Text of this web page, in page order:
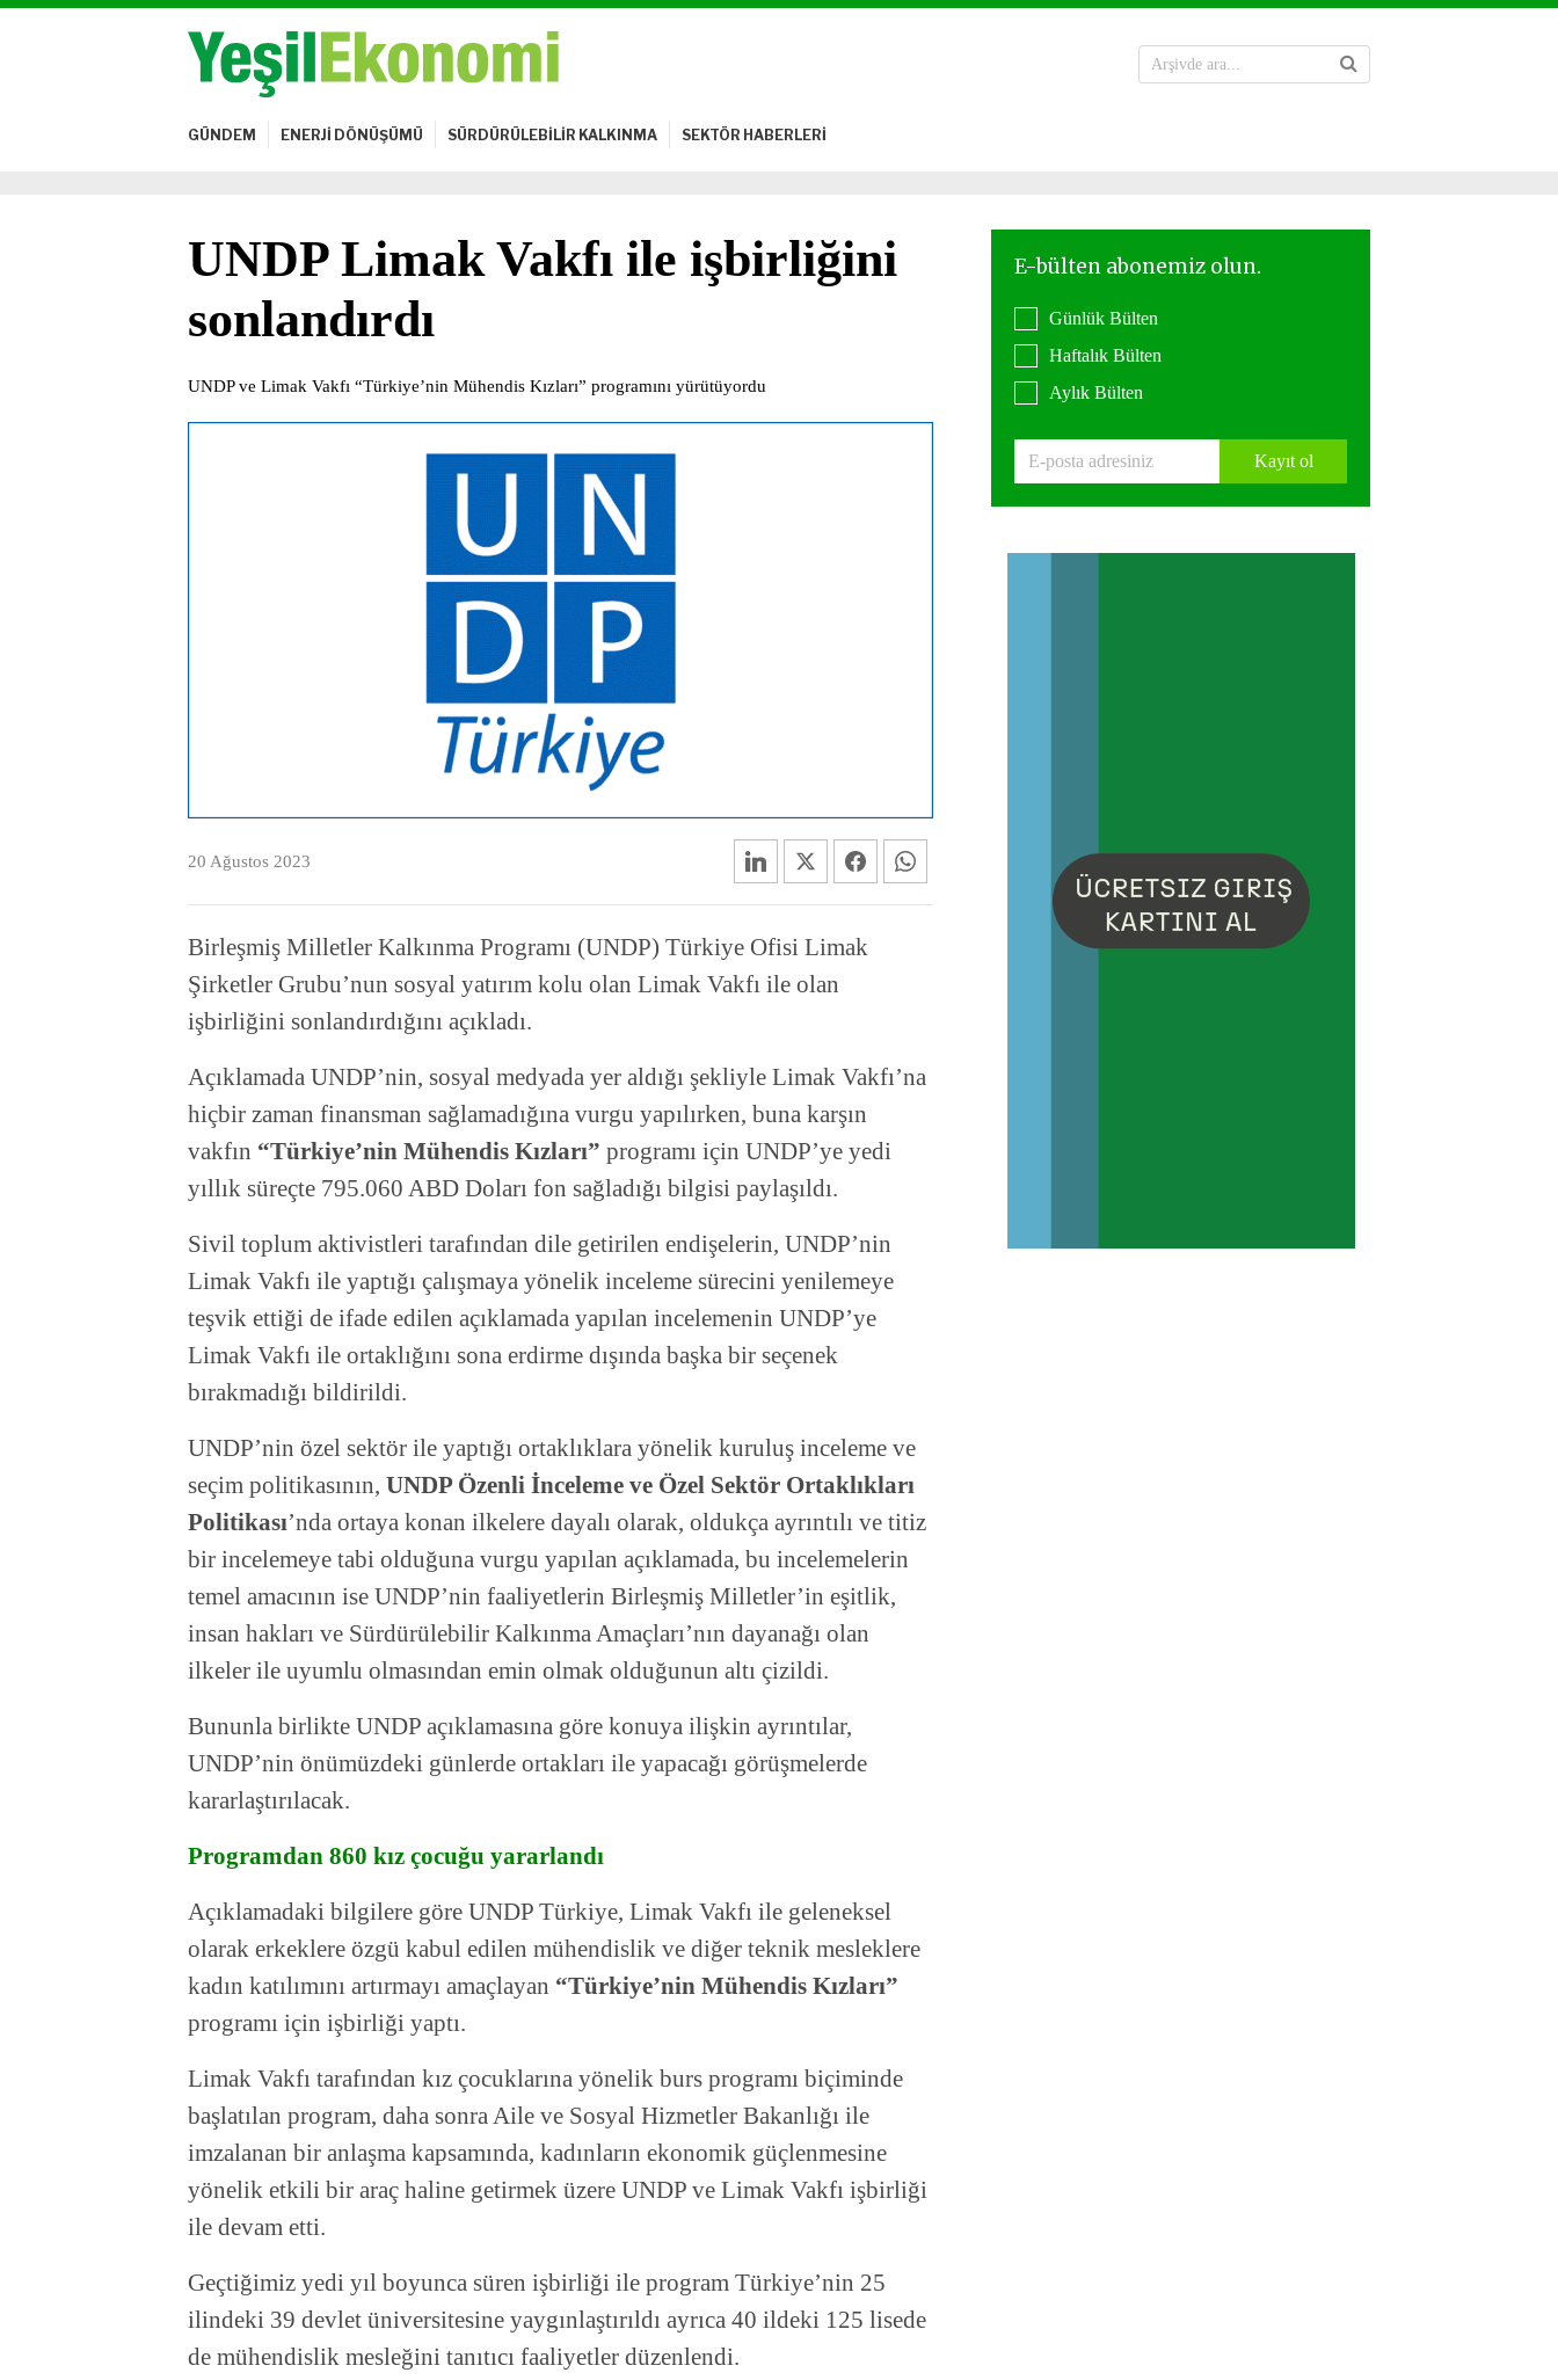
GÜNDEM ENERJİ DÖNÜŞÜMÜ SÜRDÜRÜLEBİLİR KALKINMA SEKTÖR HABERLERİ
UNDP Limak Vakfı ile işbirliğini
sonlandırdı
UNDP ve Limak Vakfı “Türkiye’nin Mühendis Kızları” programını yürütüyordu
20 Ağustos 2023
Birleşmiş Milletler Kalkınma Programı (UNDP) Türkiye Ofisi Limak
Şirketler Grubu’nun sosyal yatırım kolu olan Limak Vakfı ile olan
işbirliğini sonlandırdığını açıkladı.
Açıklamada UNDP’nin, sosyal medyada yer aldığı şekliyle Limak Vakfı’na
hiçbir zaman finansman sağlamadığına vurgu yapılırken, buna karşın
vakfın “Türkiye’nin Mühendis Kızları” programı için UNDP’ye yedi
yıllık süreçte 795.060 ABD Doları fon sağladığı bilgisi paylaşıldı.
Sivil toplum aktivistleri tarafından dile getirilen endişelerin, UNDP’nin
Limak Vakfı ile yaptığı çalışmaya yönelik inceleme sürecini yenilemeye
teşvik ettiği de ifade edilen açıklamada yapılan incelemenin UNDP’ye
Limak Vakfı ile ortaklığını sona erdirme dışında başka bir seçenek
bırakmadığı bildirildi.
UNDP’nin özel sektör ile yaptığı ortaklıklara yönelik kuruluş inceleme ve
seçim politikasının, UNDP Özenli İnceleme ve Özel Sektör Ortaklıkları
Politikası’nda ortaya konan ilkelere dayalı olarak, oldukça ayrıntılı ve titiz
bir incelemeye tabi olduğuna vurgu yapılan açıklamada, bu incelemelerin
temel amacının ise UNDP’nin faaliyetlerin Birleşmiş Milletler’in eşitlik,
insan hakları ve Sürdürülebilir Kalkınma Amaçları’nın dayanağı olan
ilkeler ile uyumlu olmasından emin olmak olduğunun altı çizildi.
Bununla birlikte UNDP açıklamasına göre konuya ilişkin ayrıntılar,
UNDP’nin önümüzdeki günlerde ortakları ile yapacağı görüşmelerde
kararlaştırılacak.
Programdan 860 kız çocuğu yararlandı
Açıklamadaki bilgilere göre UNDP Türkiye, Limak Vakfı ile geleneksel
olarak erkeklere özgü kabul edilen mühendislik ve diğer teknik mesleklere
kadın katılımını artırmayı amaçlayan “Türkiye’nin Mühendis Kızları”
programı için işbirliği yaptı.
Limak Vakfı tarafından kız çocuklarına yönelik burs programı biçiminde
başlatılan program, daha sonra Aile ve Sosyal Hizmetler Bakanlığı ile
imzalanan bir anlaşma kapsamında, kadınların ekonomik güçlenmesine
yönelik etkili bir araç haline getirmek üzere UNDP ve Limak Vakfı işbirliği
ile devam etti.
Geçtiğimiz yedi yıl boyunca süren işbirliği ile program Türkiye’nin 25
ilindeki 39 devlet üniversitesine yaygınlaştırıldı ayrıca 40 ildeki 125 lisede
de mühendislik mesleğini tanıtıcı faaliyetler düzenlendi.
Günlük Bülten
Haftalık Bülten
Aylık Bülten
Kayıt ol